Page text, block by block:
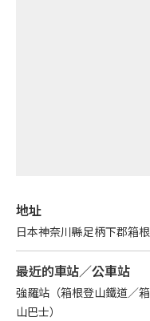
地址
日本神奈川縣足柄下郡箱
最近的車站／公車站
強羅站（箱根登山鐵道／
山巴士）